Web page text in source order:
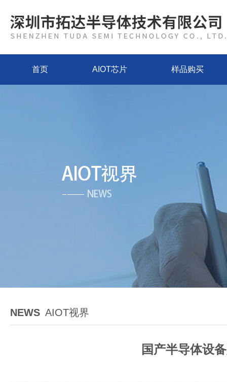
首页 AIOT芯片 样品购买
NEWS AIOT视界
国产半导体设